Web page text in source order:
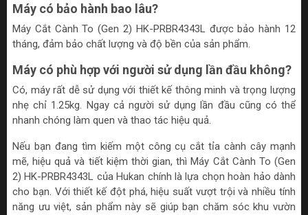
Máy có bảo hành bao lâu?
Máy Cắt Cành To (Gen 2) HK-PRBR4343L được bảo hành 12
tháng, đảm bảo chất lượng và độ bền của sản phẩm.
Máy có phù hợp với người sử dụng lần đầu không?
Có, máy rất dễ sử dụng với thiết kế thông minh và trọng lượng
nhẹ chỉ 1.25kg. Ngay cả người sử dụng lần đầu cũng có thể
nhanh chóng làm quen và thao tác hiệu quả.
Nếu bạn đang tìm kiếm một công cụ cắt tỉa cành cây mạnh
mẽ, hiệu quả và tiết kiệm thời gian, thì Máy Cắt Cành To (Gen
2) HK-PRBR4343L của Hukan chính là lựa chọn hoàn hảo dành
cho bạn. Với thiết kế đột phá, hiệu suất vượt trội và nhiều tính
năng ưu việt, sản phẩm này sẽ giúp bạn chăm sóc khu vườn